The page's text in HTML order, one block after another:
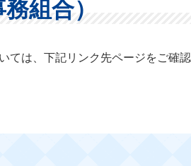
組合）
ては、下記リンク先ページをご確